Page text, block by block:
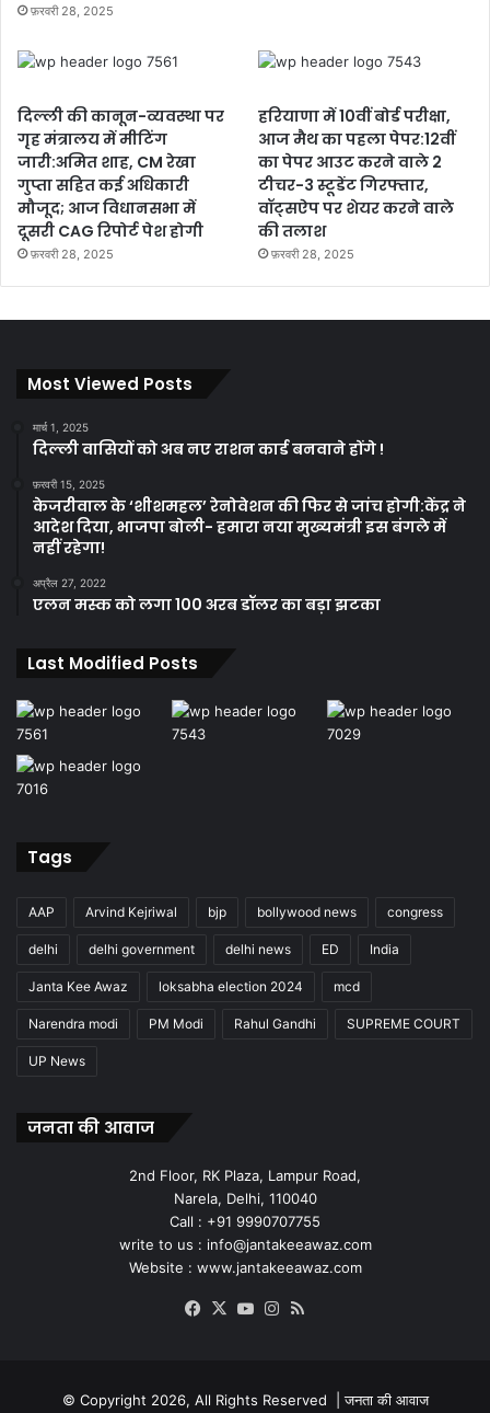
फ़रवरी 28, 2025
दिल्ली की कानून-व्यवस्था पर
गृह मंत्रालय में मीटिंग
जारी:अमित शाह, CM रेखा
गुप्ता सहित कई अधिकारी
मौजूद; आज विधानसभा में
दूसरी CAG रिपोर्ट पेश होगी
फ़रवरी 28, 2025
हरियाणा में 10वीं बोर्ड परीक्षा,
आज मैथ का पहला पेपर:12वीं
का पेपर आउट करने वाले 2
टीचर-3 स्टूडेंट गिरफ्तार,
वॉट्सऐप पर शेयर करने वाले
की तलाश
फ़रवरी 28, 2025
Most Viewed Posts
मार्च 1, 2025
दिल्ली वासियों को अब नए राशन कार्ड बनवाने होंगे !
फ़रवरी 15, 2025
केजरीवाल के ‘शीशमहल’ रेनोवेशन की फिर से जांच होगी:केंद्र ने
आदेश दिया, भाजपा बोली- हमारा नया मुख्यमंत्री इस बंगले में
नहीं रहेगा!
अप्रैल 27, 2022
एलन मस्क को लगा 100 अरब डॉलर का बड़ा झटका
Last Modified Posts
Tags
AAP Arvind Kejriwal bjp bollywood news congress
delhi delhi government delhi news ED India
Janta Kee Awaz loksabha election 2024 mcd
Narendra modi PM Modi Rahul Gandhi SUPREME COURT
UP News
जनता की आवाज
2nd Floor, RK Plaza, Lampur Road,
Narela, Delhi, 110040
Call : +91 9990707755
write to us : info@jantakeeawaz.com
Website : www.jantakeeawaz.com
Facebook
X YouTubeInstagram
© Copyright 2026, All Rights Reserved |जनता की आवाज